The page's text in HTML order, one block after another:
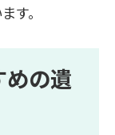
す。
めの遺